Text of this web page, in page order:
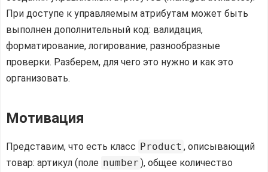
Сеттеры
Делитеры
Основные
сценарии
работы
свойствами
и
наследование
При доступе к управляемым атрибутам может быть
выполнен дополнительный код: валидация,
форматирование, логирование, разнообразные
проверки. Разберем, для чего это нужно и как это
организовать.
Мотивация
Представим, что есть класс Product , описывающий
товар: артикул (поле number ), общее количество